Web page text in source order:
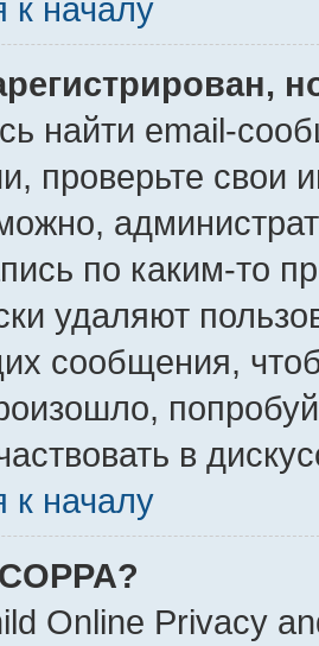
к началу
найти email-
проверьте свои
по каким-то
удаляют
сообщения,
в
к началу
Online Privacy